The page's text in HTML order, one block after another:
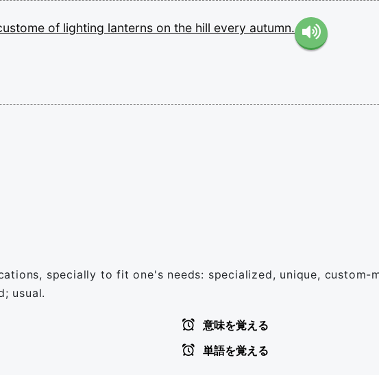
of lighting lanterns on the hill every autumn.
specially to fit one's needs: specialized, unique, custom-
usual.
意味を覚える
単語を覚える